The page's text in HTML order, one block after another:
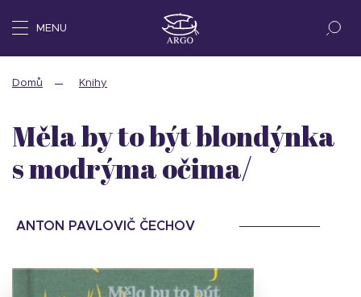
MENU
Domů Knihy
Měla by to být blondýnka
s modrýma očima/
ANTON PAVLOVIČ ČECHOV